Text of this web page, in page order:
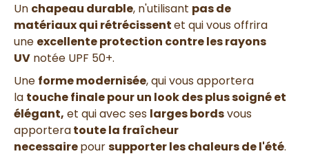
Un chapeau durable, n'utilisant pas de
matériaux qui rétrécissentet qui vous offrira
une excellente protection contre les rayons
UV notée UPF 50+.
Une forme modernisée, qui vous apportera
la touche finale pour un look des plus soigné et
élégant, et qui avec ses larges bordsvous
apporteratoute la fraîcheur
necessairepoursupporter les chaleurs de l'été.